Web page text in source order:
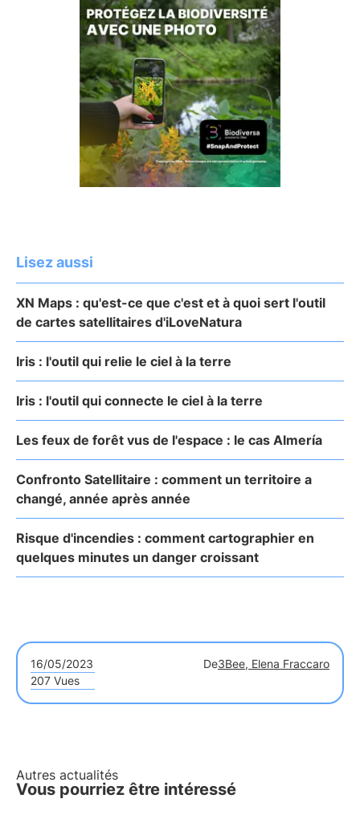
Lisez aussi
XN Maps : qu'est-ce que c'est et à quoi sert l'outil
de cartes satellitaires d'iLoveNatura
Iris : l'outil qui relie le ciel à la terre
Iris : l'outil qui connecte le ciel à la terre
Les feux de forêt vus de l'espace : le cas Almería
Confronto Satellitaire : comment un territoire a
changé, année après année
Risque d'incendies : comment cartographier en
quelques minutes un danger croissant
16/05/2023 De3Bee, Elena Fraccaro
207 Vues
Autres actualités
Vous pourriez être intéressé